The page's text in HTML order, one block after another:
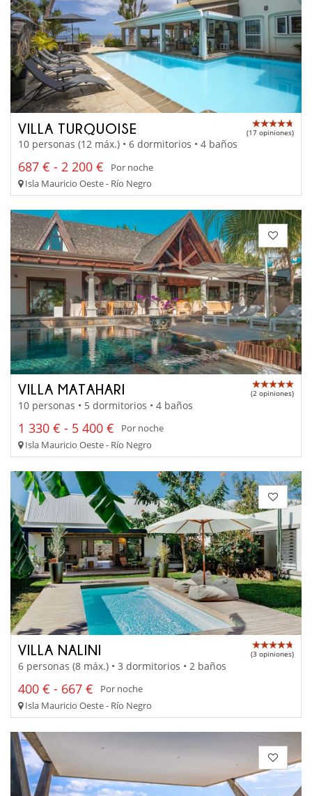
VILLA TURQUOISE (17 opiniones)
10 personas (12 máx.) • 6 dormitorios • 4 baños
687 € - 2 200 €
Por noche
Isla Mauricio Oeste - Río Negro
VILLA MATAHARI (2 opiniones)
10 personas • 5 dormitorios • 4 baños
1 330 € - 5 400 €
Por noche
Isla Mauricio Oeste - Río Negro
VILLA NALINI (3 opiniones)
6 personas (8 máx.) • 3 dormitorios • 2 baños
400 € - 667 €
Por noche
Isla Mauricio Oeste - Río Negro